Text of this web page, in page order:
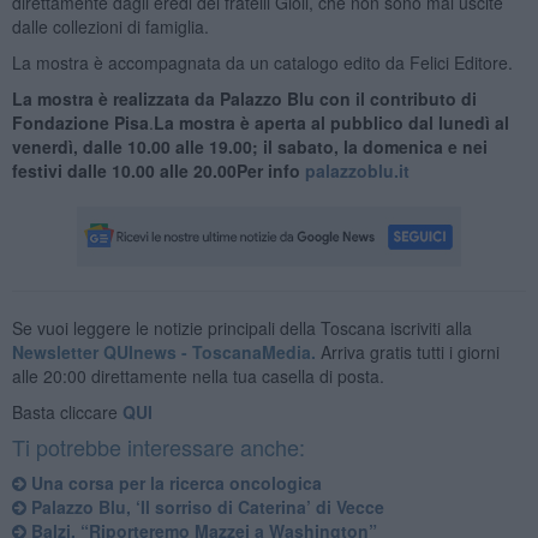
dalle collezioni di famiglia.
La mostra è accompagnata da un catalogo edito da Felici Editore.
La mostra è realizzata da Palazzo Blu con il contributo di
Fondazione Pisa La mostra è aperta al pubblico dal lunedì al
venerdì, dalle 10.00 alle 19.00; il sabato, la domenica e nei
festivi dalle 10.00 alle 20.00Per info palazzoblu.it
Se vuoi leggere le notizie principali della Toscana iscriviti alla
Newsletter QUInews - ToscanaMedia. Arriva gratis tutti i giorni
alle 20:00 direttamente nella tua casella di posta.
Basta cliccare QUI
Ti potrebbe interessare anche:
Una corsa per la ricerca oncologica
Palazzo Blu, ‘Il sorriso di Caterina’ di Vecce
Balzi, “Riporteremo Mazzei a Washington”